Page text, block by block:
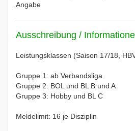
Angabe
Ausschreibung /
Leistungsklassen (Saison 17/18,
Gruppe 1: ab Verbandsliga
Gruppe 2: BOL und BL B und A
Gruppe 3: Hobby und BL C
Meldelimit: 16 je Disziplin